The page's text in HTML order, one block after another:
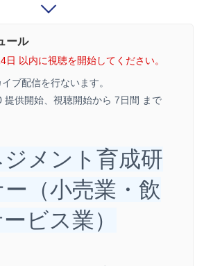
ール
日 以内に視聴を開始してください。
ブ配信を行ないます。
供開始、 視聴開始から 7日間 まで
メント育成研
（小売業・飲
ビス業）